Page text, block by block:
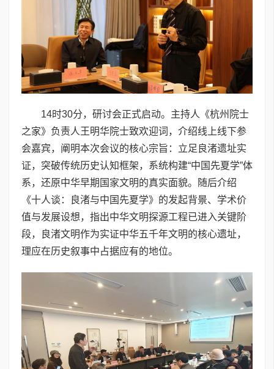
14时30分，研讨会正式启动。主持人《杭州院士
之家》负责人王明华院士致欢迎词，介绍线上线下参
会嘉宾，阐明本次会议的核心宗旨：立足良渚遗址实
证，突破传统历史认知框架，系统构建“中国先夏学”体
系，还原中华早期国家文明的真实面貌。随后介绍
《十人谈：良渚与中国先夏学》的发起背景、学术价
值与发展设想，指出中华文明探源工程已进入关键阶
段，良渚文明作为实证中华五千年文明的核心遗址，
理应在历史叙事中占据应有的地位。